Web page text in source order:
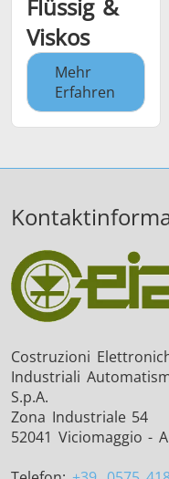
Flüssig &
Viskos
Mehr
Erfahren
Costruzioni
Industriali
S.p.A.
Zona Industriale 54
52041 Viciomaggio -